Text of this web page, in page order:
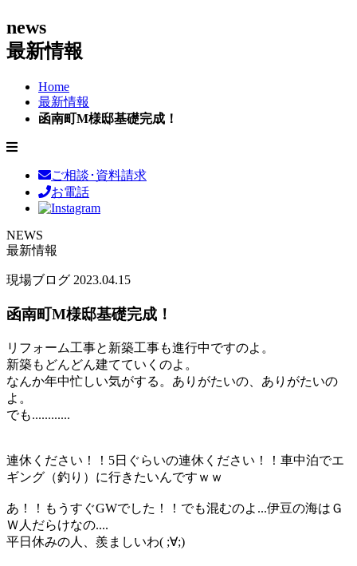
news
最新情報
Home
最新情報
函南町M様邸基礎完成！
ご相談･資料請求
お電話
NEWS
最新情報
現場ブログ 2023.04.15
函南町M様邸基礎完成！
リフォーム工事と新築工事も進行中ですのよ。
新築もどんどん建てていくのよ。
なんか年中忙しい気がする。ありがたいの、ありがたいの
よ。
でも............
連休ください！！5日ぐらいの連休ください！！車中泊でエ
ギング（釣り）に行きたいんですｗｗ
あ！！もうすぐGWでした！！でも混むのよ...伊豆の海はＧ
Ｗ人だらけなの....
平日休みの人、羨ましいわ( ;∀;)